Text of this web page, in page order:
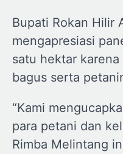
Bupati Rokan Hilir
mengapresiasi
satu hektar
bagus serta
“Kami
para petani dan
Rimba Melintang